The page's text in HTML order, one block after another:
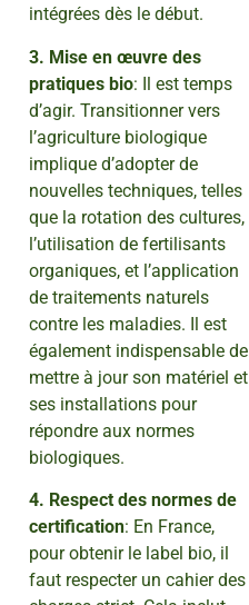
intégrées dès le début.
3. Mise en œuvre des
pratiques bio: Il est temps
d’agir. Transitionner vers
l’agriculture biologique
implique d’adopter de
nouvelles techniques, telles
que la rotation des cultures,
l’utilisation de fertilisants
organiques, et l’application
de traitements naturels
contre les maladies. Il est
également indispensable de
mettre à jour son matériel et
ses installations pour
répondre aux normes
biologiques.
4. Respect des normes de
certification: En France,
pour obtenir le label bio, il
faut respecter un cahier des